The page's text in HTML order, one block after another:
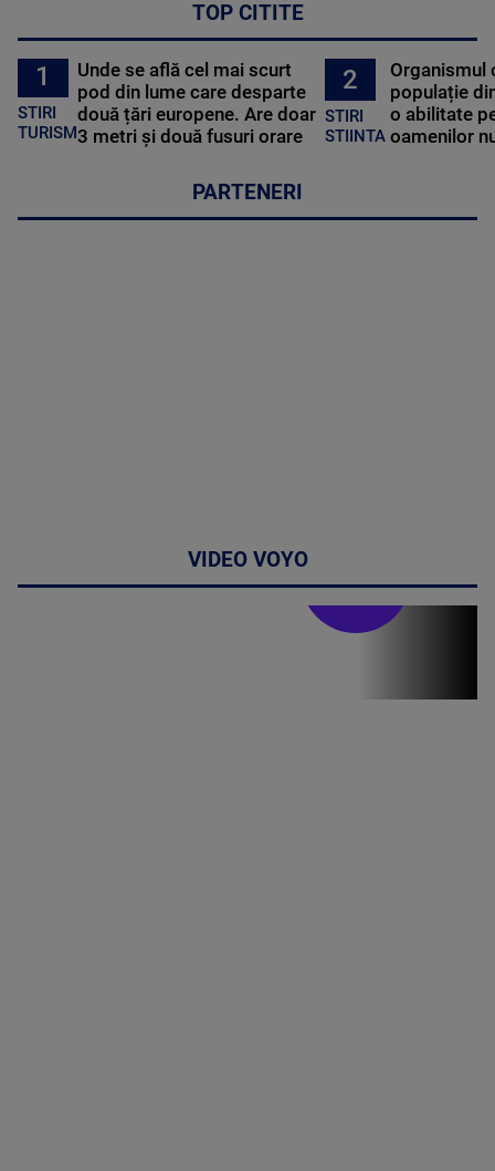
TOP CITITE
1
STIRI
TURISM
Unde se află cel mai scurt
pod din lume care desparte
două țări europene. Are doar
3 metri și două fusuri orare
2
STIRI
STIINTA
Organismul
populație
o abilitate
oamenilor
PARTENERI
VIDEO VOYO